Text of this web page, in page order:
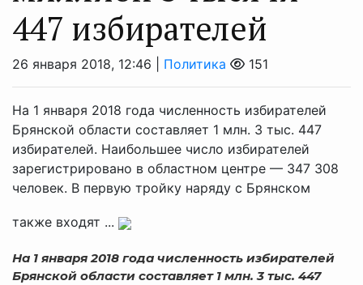
447 избирателей
26 января 2018, 12:46 | Политика 151
На 1 января 2018 года численность избирателей
Брянской области составляет 1 млн. 3 тыс. 447
избирателей. Наибольшее число избирателей
зарегистрировано в областном центре — 347 308
человек. В первую тройку наряду с Брянском
также входят ...
На 1 января 2018 года численность избирателей
Брянской области составляет 1 млн. 3 тыс. 447